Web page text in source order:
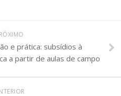
e prática: subsídios à
a partir de aulas de campo